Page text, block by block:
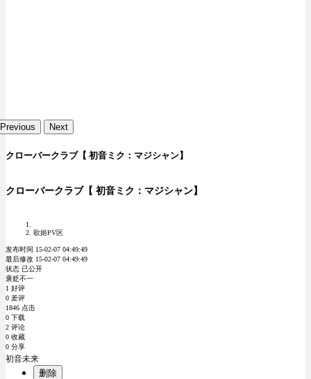
Previous Next
クローバークラブ【 初音ミク：マジシャン】
クローバークラブ【 初音ミク：マジシャン】
歌姬PV区
发布时间 15-02-07 04:49:49
最后修改 15-02-07 04:49:49
状态 已公开
褒贬不一
1 好评
0 差评
1846 点击
0 下载
2 评论
0 收藏
0 分享
初音未来
删除